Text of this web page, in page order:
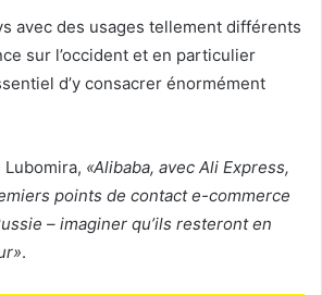
avec des usages tellement différents
sur l’occident et en particulier
d’y consacrer énormément
«Alibaba, avec Ali Express,
points de contact e-commerce
– imaginer qu’ils resteront en
.